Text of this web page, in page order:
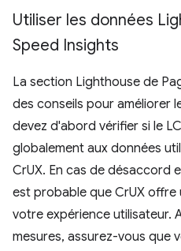
Utiliser les données
Speed Insights
La section Lighthouse de
des conseils pour améliorer
devez d'abord vérifier si le
globalement aux données
CrUX. En cas de désaccord
est probable que CrUX offre
votre expérience utilisateur.
mesures, assurez-vous que